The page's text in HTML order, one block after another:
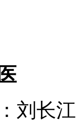
刘长